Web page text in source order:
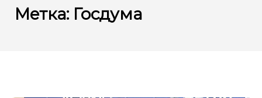
Метка: Госдума